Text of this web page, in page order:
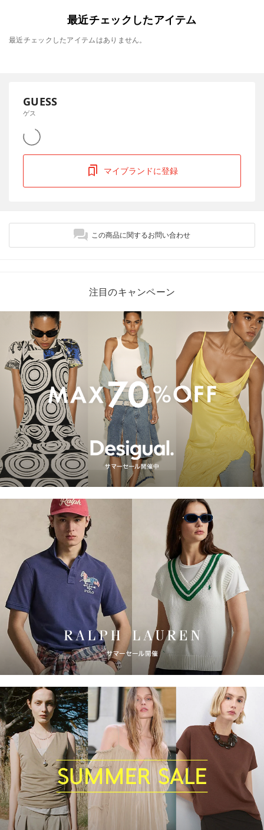
最近チェックしたアイテム
最近チェックしたアイテムはありません。
GUESS
ゲス
マイブランドに登録
この商品に関するお問い合わせ
注目のキャンペーン